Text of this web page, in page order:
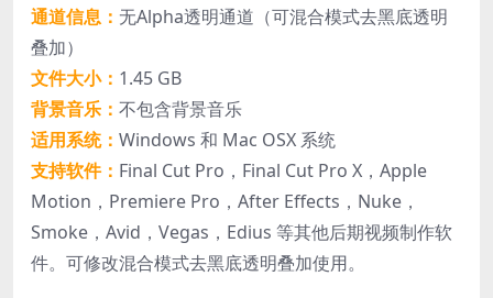
通道信息： 无Alpha透明通道（可混合模式去黑底透明
叠加）
文件大小： 1.45 GB
背景音乐： 不包含背景音乐
适用系统： Windows 和 Mac OSX 系统
支持软件： Final Cut Pro，Final Cut Pro X，Apple
Motion，Premiere Pro，After Effects，Nuke，
Smoke，Avid，Vegas，Edius 等其他后期视频制作软
件。可修改混合模式去黑底透明叠加使用。